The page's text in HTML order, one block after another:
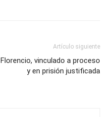
Artículo siguiente
Florencio, vinculado a proceso
y en prisión justificada